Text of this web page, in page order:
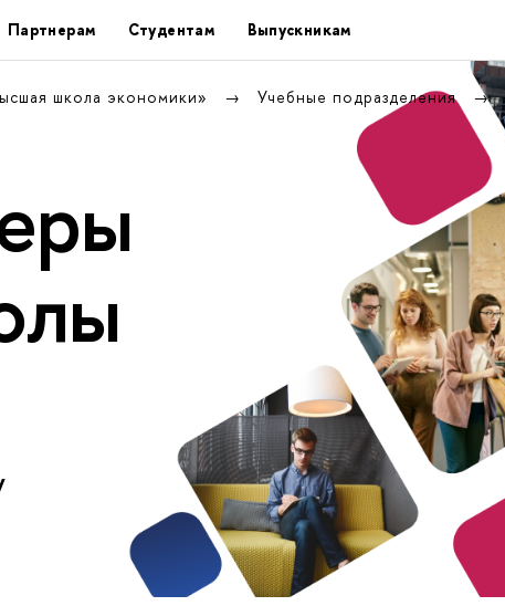
Партнерам Студентам Выпускникам
школа экономики» Учебные подразделения